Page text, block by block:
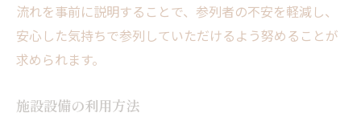
流れを事前に説明することで、参列者の不安を軽減し、
安心した気持ちで参列していただけるよう努めることが
求められます。
施設設備の利用方法